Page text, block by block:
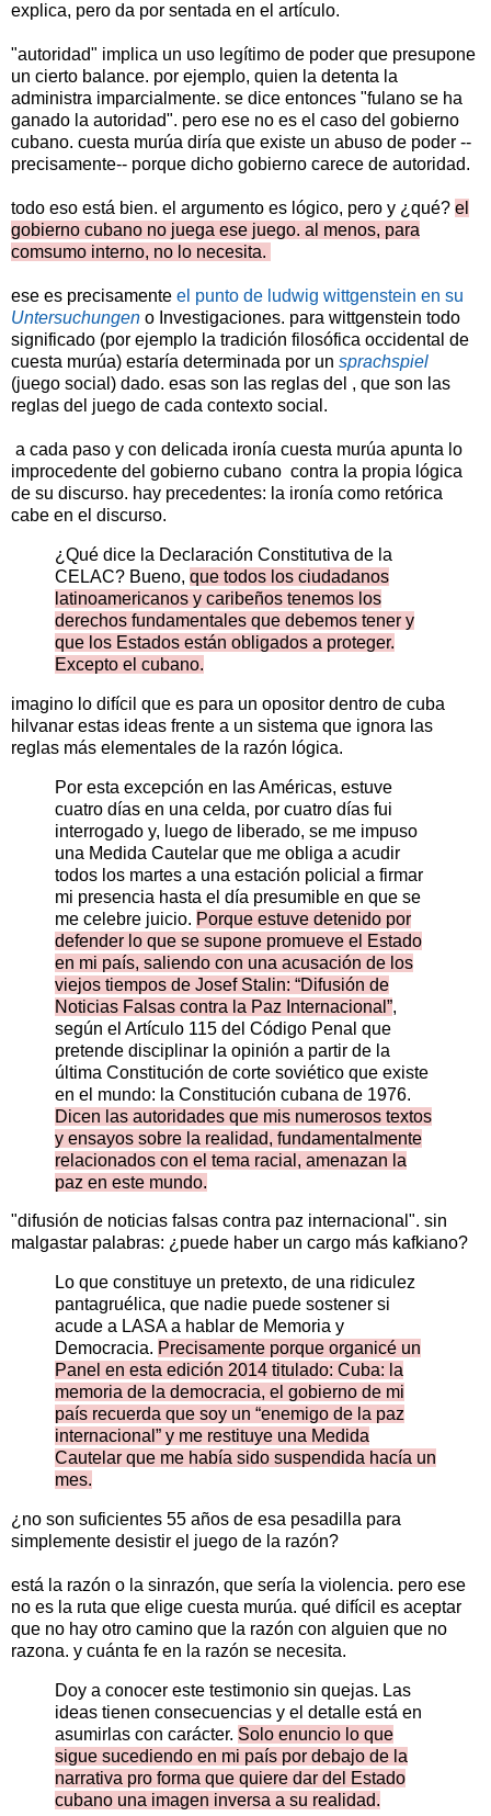
explica, pero da por sentada en el artículo.
"autoridad" implica un uso legítimo de poder que presupone
un cierto balance. por ejemplo, quien la detenta la
administra imparcialmente. se dice entonces "fulano se ha
ganado la autoridad". pero ese no es el caso del gobierno
cubano. cuesta murúa diría que existe un abuso de poder --
precisamente-- porque dicho gobierno carece de autoridad.
todo eso está bien. el argumento es lógico, pero y ¿qué? el
gobierno cubano no juega ese juego. al menos, para
comsumo interno, no lo necesita.
ese es precisamente el punto de ludwig wittgenstein en su
Untersuchungen o Investigaciones. para wittgenstein todo
significado (por ejemplo la tradición filosófica occidental de
cuesta murúa) estaría determinada por un sprachspiel
(juego social) dado. esas son las reglas del , que son las
reglas del juego de cada contexto social.
a cada paso y con delicada ironía cuesta murúa apunta lo
improcedente del gobierno cubano contra la propia lógica
de su discurso. hay precedentes: la ironía como retórica
cabe en el discurso.
¿Qué dice la Declaración Constitutiva de la
CELAC? Bueno, que todos los ciudadanos
latinoamericanos y caribeños tenemos los
derechos fundamentales que debemos tener y
que los Estados están obligados a proteger.
Excepto el cubano.
imagino lo difícil que es para un opositor dentro de cuba
hilvanar estas ideas frente a un sistema que ignora las
reglas más elementales de la razón lógica.
Por esta excepción en las Américas, estuve
cuatro días en una celda, por cuatro días fui
interrogado y, luego de liberado, se me impuso
una Medida Cautelar que me obliga a acudir
todos los martes a una estación policial a firmar
mi presencia hasta el día presumible en que se
me celebre juicio. Porque estuve detenido por
defender lo que se supone promueve el Estado
en mi país, saliendo con una acusación de los
viejos tiempos de Josef Stalin: “Difusión de
Noticias Falsas contra la Paz Internacional”,
según el Artículo 115 del Código Penal que
pretende disciplinar la opinión a partir de la
última Constitución de corte soviético que existe
en el mundo: la Constitución cubana de 1976.
Dicen las autoridades que mis numerosos textos
y ensayos sobre la realidad, fundamentalmente
relacionados con el tema racial, amenazan la
paz en este mundo.
"difusión de noticias falsas contra paz internacional". sin
malgastar palabras: ¿puede haber un cargo más kafkiano?
Lo que constituye un pretexto, de una ridiculez
pantagruélica, que nadie puede sostener si
acude a LASA a hablar de Memoria y
Democracia. Precisamente porque organicé un
Panel en esta edición 2014 titulado: Cuba: la
memoria de la democracia, el gobierno de mi
país recuerda que soy un “enemigo de la paz
internacional” y me restituye una Medida
Cautelar que me había sido suspendida hacía un
mes.
¿no son suficientes 55 años de esa pesadilla para
simplemente desistir el juego de la razón?
está la razón o la sinrazón, que sería la violencia. pero ese
no es la ruta que elige cuesta murúa. qué difícil es aceptar
que no hay otro camino que la razón con alguien que no
razona. y cuánta fe en la razón se necesita.
Doy a conocer este testimonio sin quejas. Las
ideas tienen consecuencias y el detalle está en
asumirlas con carácter. Solo enuncio lo que
sigue sucediendo en mi país por debajo de la
narrativa pro forma que quiere dar del Estado
cubano una imagen inversa a su realidad.